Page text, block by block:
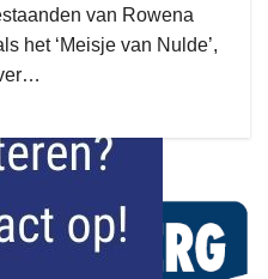
van Rowena
het ‘Meisje van Nulde’,